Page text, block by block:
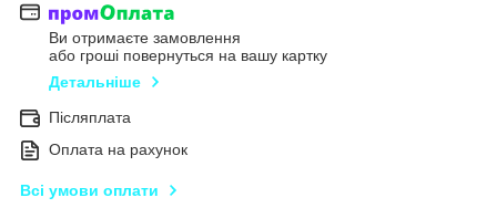
Ви отримаєте замовлення
або гроші повернуться на вашу картку
Детальніше
Післяплата
Оплата на рахунок
Всі умови оплати